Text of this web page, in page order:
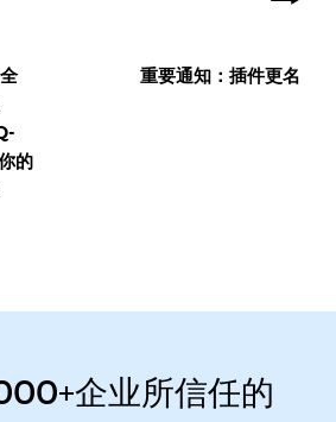
的
重要通知：插件更名
企业所信任的